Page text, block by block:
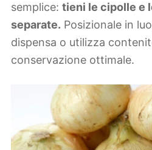
semplice: tieni le cipolle e
separate. Posizionale in
dispensa o utilizza
conservazione ottimale.